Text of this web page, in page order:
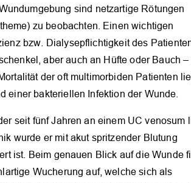
sind netzartige Rötungen
zu beobachten. Einen wichtigen
bzw. Dialysepflichtigkeit des
aber auch an Hüfte oder Bauch
der oft multimorbiden Patienten
einer bakteriellen Infektion der Wunde.
seit fünf Jahren an einem UC venosum
wurde er mit akut spritzender Blutung
ist. Beim genauen Blick auf die Wunde
Wucherung auf, welche sich als